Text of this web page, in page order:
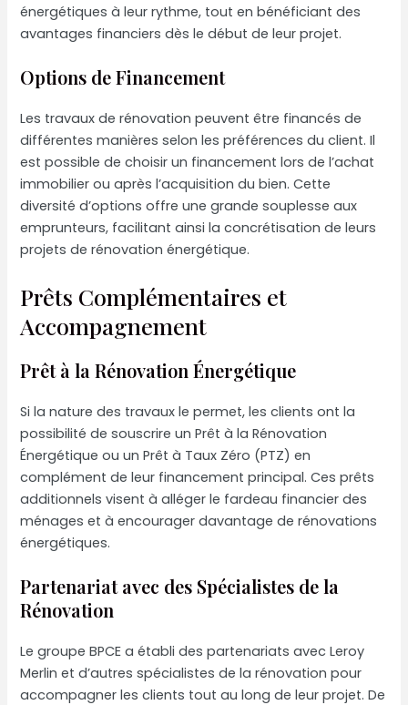
énergétiques à leur rythme, tout en bénéficiant des
avantages financiers dès le début de leur projet.
Options de Financement
Les travaux de rénovation peuvent être financés de
différentes manières selon les préférences du client. Il
est possible de choisir un financement lors de l’achat
immobilier ou après l’acquisition du bien. Cette
diversité d’options offre une grande souplesse aux
emprunteurs, facilitant ainsi la concrétisation de leurs
projets de rénovation énergétique.
Prêts Complémentaires et
Accompagnement
Prêt à la Rénovation Énergétique
Si la nature des travaux le permet, les clients ont la
possibilité de souscrire un Prêt à la Rénovation
Énergétique ou un Prêt à Taux Zéro (PTZ) en
complément de leur financement principal. Ces prêts
additionnels visent à alléger le fardeau financier des
ménages et à encourager davantage de rénovations
énergétiques.
Partenariat avec des Spécialistes de la
Rénovation
Le groupe BPCE a établi des partenariats avec Leroy
Merlin et d’autres spécialistes de la rénovation pour
accompagner les clients tout au long de leur projet. De